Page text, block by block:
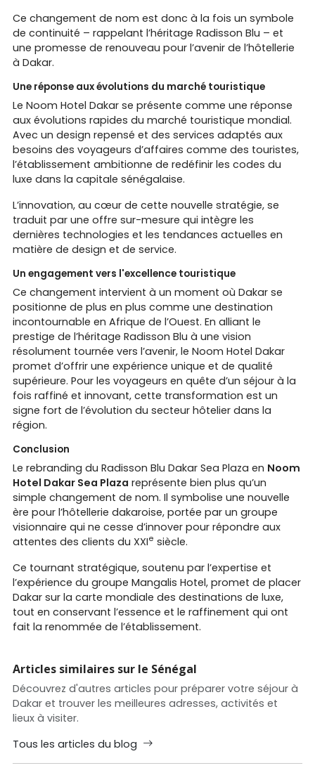
Ce changement de nom est donc à la fois un symbole
de continuité – rappelant l’héritage Radisson Blu – et
une promesse de renouveau pour l’avenir de l’hôtellerie
à Dakar.
Une réponse aux évolutions du marché touristique
Le Noom Hotel Dakar se présente comme une réponse
aux évolutions rapides du marché touristique mondial.
Avec un design repensé et des services adaptés aux
besoins des voyageurs d’affaires comme des touristes,
l’établissement ambitionne de redéfinir les codes du
luxe dans la capitale sénégalaise.
L’innovation, au cœur de cette nouvelle stratégie, se
traduit par une offre sur-mesure qui intègre les
dernières technologies et les tendances actuelles en
matière de design et de service.
Un engagement vers l'excellence touristique
Ce changement intervient à un moment où Dakar se
positionne de plus en plus comme une destination
incontournable en Afrique de l’Ouest. En alliant le
prestige de l’héritage Radisson Blu à une vision
résolument tournée vers l’avenir, le Noom Hotel Dakar
promet d’offrir une expérience unique et de qualité
supérieure. Pour les voyageurs en quête d’un séjour à la
fois raffiné et innovant, cette transformation est un
signe fort de l’évolution du secteur hôtelier dans la
région.
Conclusion
Le rebranding du Radisson Blu Dakar Sea Plaza en Noom
Hotel Dakar Sea Plaza représente bien plus qu’un
simple changement de nom. Il symbolise une nouvelle
ère pour l’hôtellerie dakaroise, portée par un groupe
visionnaire qui ne cesse d’innover pour répondre aux
attentes des clients du XXIe siècle.
Ce tournant stratégique, soutenu par l’expertise et
l’expérience du groupe Mangalis Hotel, promet de placer
Dakar sur la carte mondiale des destinations de luxe,
tout en conservant l’essence et le raffinement qui ont
fait la renommée de l’établissement.
Articles similaires sur le Sénégal
Découvrez d'autres articles pour préparer votre séjour à
Dakar et trouver les meilleures adresses, activités et
lieux à visiter.
Tous les articles du blog